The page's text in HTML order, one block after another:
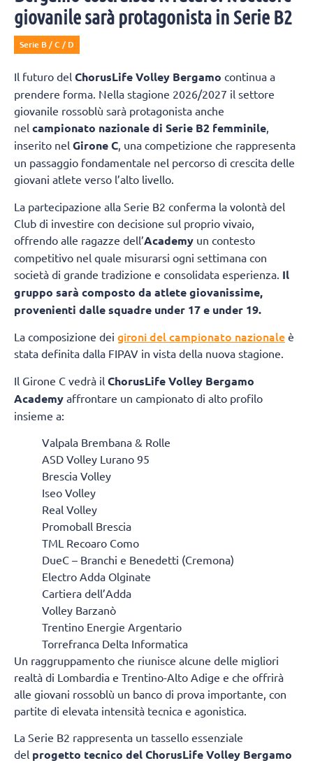
giovanile sarà protagonista in Serie B2
Serie B / C / D
Il futuro del ChorusLife Volley Bergamo continua a
prendere forma. Nella stagione 2026/2027 il settore
giovanile rossoblù sarà protagonista anche
nel campionato nazionale di Serie B2 femminile,
inserito nel Girone C, una competizione che rappresenta
un passaggio fondamentale nel percorso di crescita delle
giovani atlete verso l’alto livello.
La partecipazione alla Serie B2 conferma la volontà del
Club di investire con decisione sul proprio vivaio,
offrendo alle ragazze dell’Academy un contesto
competitivo nel quale misurarsi ogni settimana con
società di grande tradizione e consolidata esperienza. Il
gruppo sarà composto da atlete giovanissime,
provenienti dalle squadre under 17 e under 19.
La composizione dei gironi del campionato nazionale è
stata definita dalla FIPAV in vista della nuova stagione.
Il Girone C vedrà il ChorusLife Volley Bergamo
Academy affrontare un campionato di alto profilo
insieme a:
Valpala Brembana & Rolle
ASD Volley Lurano 95
Brescia Volley
Iseo Volley
Real Volley
Promoball Brescia
TML Recoaro Como
DueC – Branchi e Benedetti (Cremona)
Electro Adda Olginate
Cartiera dell’Adda
Volley Barzanò
Trentino Energie Argentario
Torrefranca Delta Informatica
Un raggruppamento che riunisce alcune delle migliori
realtà di Lombardia e Trentino-Alto Adige e che offrirà
alle giovani rossoblù un banco di prova importante, con
partite di elevata intensità tecnica e agonistica.
La Serie B2 rappresenta un tassello essenziale
del progetto tecnico del ChorusLife Volley Bergamo